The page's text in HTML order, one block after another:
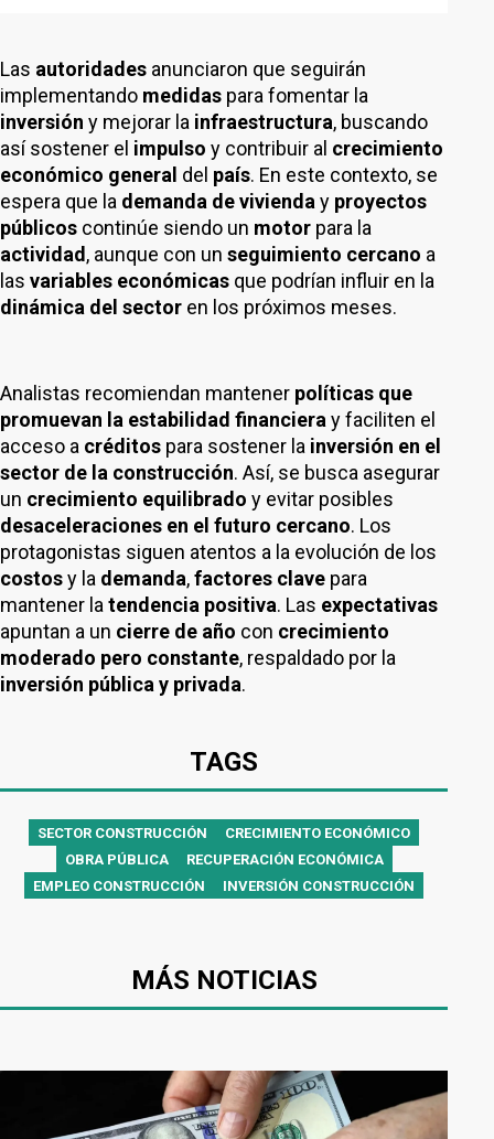
Las autoridades anunciaron que seguirán
implementando medidas para fomentar la
inversión y mejorar la infraestructura, buscando
así sostener el impulso y contribuir al crecimiento
económico general del país. En este contexto, se
espera que la demanda de vivienda y proyectos
públicos continúe siendo un motor para la
actividad , aunque con un seguimiento cercano a
las variables económicas que podrían influir en la
dinámica del sector en los próximos meses.
Analistas recomiendan mantener políticas que
promuevan la estabilidad financiera y faciliten el
acceso a créditos para sostener la inversión en el
sector de la construcción. Así, se busca asegurar
un crecimiento equilibrado y evitar posibles
desaceleraciones en el futuro cercano. Los
protagonistas siguen atentos a la evolución de los
costosy la demanda,factores clave para
mantener la tendencia positiva. Las expectativas
apuntan a un cierre de año con crecimiento
moderado pero constante, respaldado por la
inversión pública y privada.
TAGS
SECTOR CONSTRUCCIÓN
CRECIMIENTO ECONÓMICO
OBRA PÚBLICA
RECUPERACIÓN ECONÓMICA
EMPLEO CONSTRUCCIÓN
INVERSIÓN CONSTRUCCIÓN
MÁS NOTICIAS